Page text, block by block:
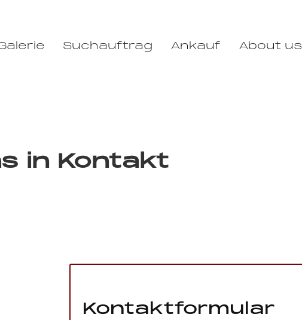
Suchauftrag Ankauf About us
in Kontakt
Kontaktformular